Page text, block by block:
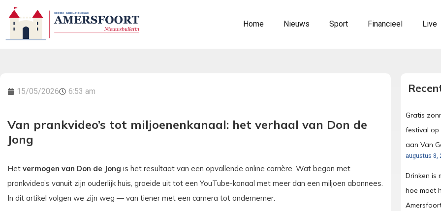
Home Nieuws Sport Financieel Live
15/05/2026 6:53 am
Van prankvideo’s tot miljoenenkanaal: het verhaal van Don de
Jong
Het vermogen van Don de Jong is het resultaat van een opvallende online carrière. Wat begon met
prankvideo’s vanuit zijn ouderlijk huis, groeide uit tot een YouTube-kanaal met meer dan een miljoen abonnees.
In dit artikel volgen we zijn weg — van tiener met een camera tot ondernemer.
Gratis
festival op
aan Van
augustus 8,
Drinken is
hoe moet